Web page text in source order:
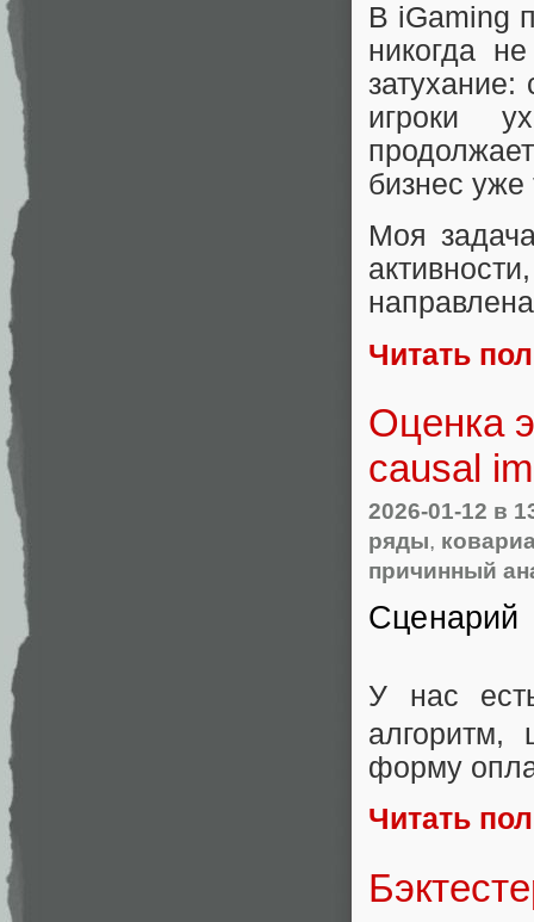
В iGaming
никогда
игроки
бизнес уже
Моя
Читать
Оценка
causal
2026-01-12 в
ряды,
причинный
Сценарий
У нас
алгоритм,
форму
Читать